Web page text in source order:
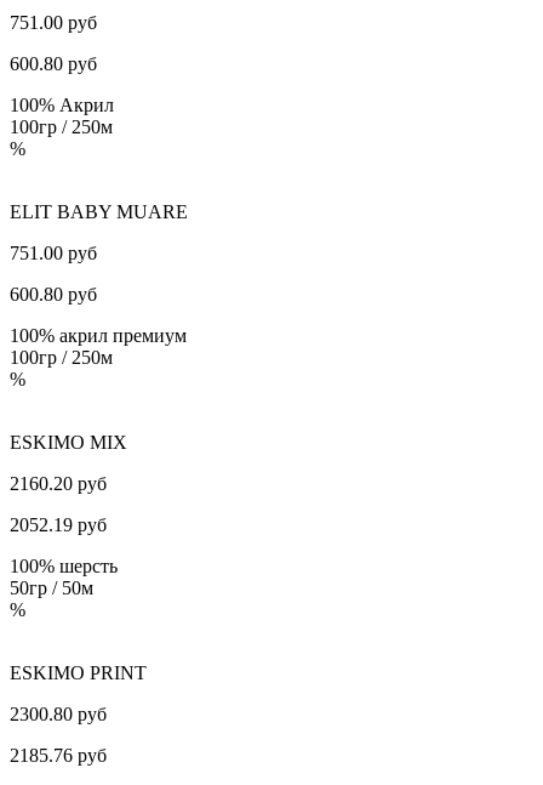
751.00 руб
600.80 руб
100% Акрил
100гр / 250м
%
ELIT BABY MUARE
751.00 руб
600.80 руб
100% акрил премиум
100гр / 250м
%
ESKIMO MIX
2160.20 руб
2052.19 руб
100% шерсть
50гр / 50м
%
ESKIMO PRINT
2300.80 руб
2185.76 руб